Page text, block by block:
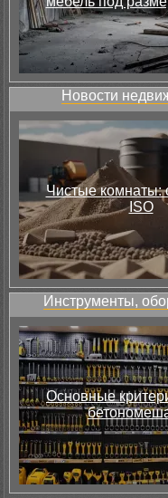
Новости
Чистые комнаты:
ISO
Инструменты,
Основные